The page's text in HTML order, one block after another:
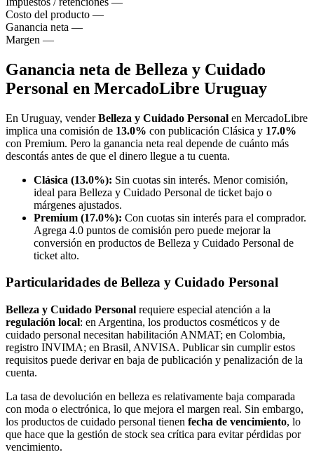
Costo del producto —
Ganancia neta —
Margen —
Ganancia neta de Belleza y Cuidado
Personal en MercadoLibre Uruguay
En Uruguay, venderBelleza y Cuidado Personal en MercadoLibre
implica una comisión de 13.0% con publicación Clásica y 17.0%
con Premium. Pero la ganancia neta real depende de cuánto más
descontás antes de que el dinero llegue a tu cuenta.
Clásica (13.0%): Sin cuotas sin interés. Menor comisión,
ideal para Belleza y Cuidado Personal de ticket bajo o
márgenes ajustados.
Premium (17.0%): Con cuotas sin interés para el comprador.
Agrega 4.0 puntos de comisión pero puede mejorar la
conversión en productos de Belleza y Cuidado Personal de
ticket alto.
Particularidades de Belleza y Cuidado Personal
Belleza y Cuidado Personal requiere especial atención a la
regulación local: en Argentina, los productos cosméticos y de
cuidado personal necesitan habilitación ANMAT; en Colombia,
registro INVIMA; en Brasil, ANVISA. Publicar sin cumplir estos
requisitos puede derivar en baja de publicación y penalización de la
cuenta.
La tasa de devolución en belleza es relativamente baja comparada
con moda o electrónica, lo que mejora el margen real. Sin embargo,
los productos de cuidado personal tienen fecha de vencimiento, lo
que hace que la gestión de stock sea crítica para evitar pérdidas por
vencimiento.